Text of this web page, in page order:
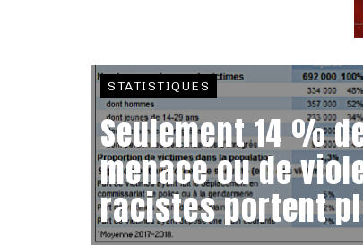
STATISTIQUES
Seulement 14 %
menace ou de
racistes portent